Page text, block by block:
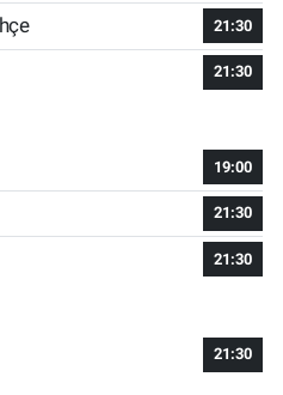
21:30
21:30
19:00
21:30
21:30
21:30